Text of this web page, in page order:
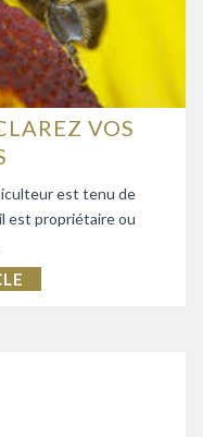
VOS
est tenu de
est propriétaire ou